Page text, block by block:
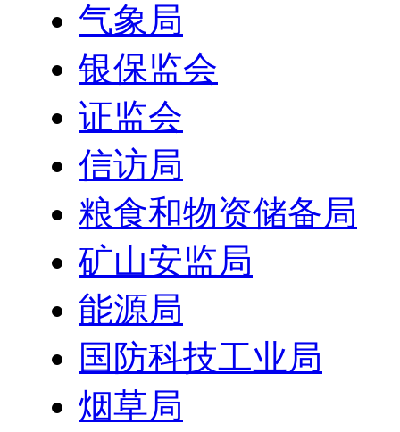
气象局
银保监会
证监会
信访局
粮食和物资储备局
矿山安监局
能源局
国防科技工业局
烟草局